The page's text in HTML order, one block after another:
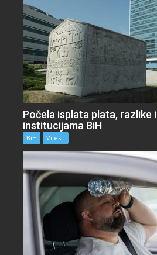
Počela isplata plata, razlike
institucijama BiH
BiH Vijesti